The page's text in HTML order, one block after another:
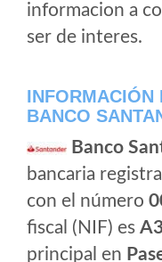
informacion a
ser de interes.
INFORMACIÓN
BANCO
Banco
bancaria
con el número
fiscal (NIF) es
principal en